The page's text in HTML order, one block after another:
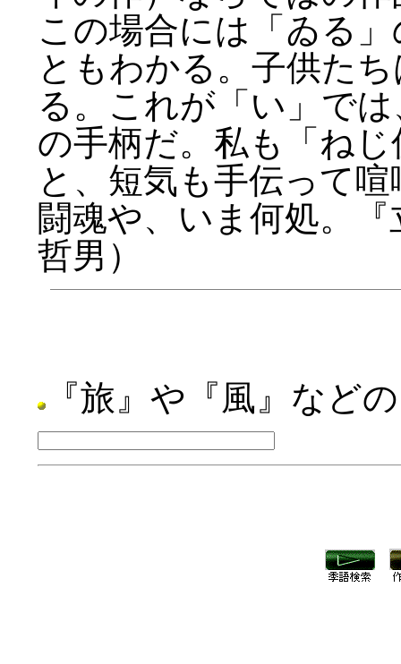
この場合には「ゐる
ともわかる。子供た
る。これが「い」で
の手柄だ。私も「ね
と、短気も手伝って
闘魂や、いま何処。
哲男）
『旅』や『風』など